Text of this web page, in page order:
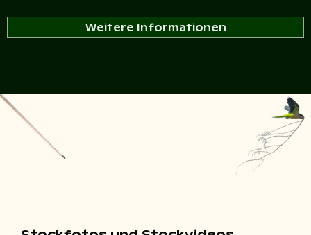
Weitere Informationen